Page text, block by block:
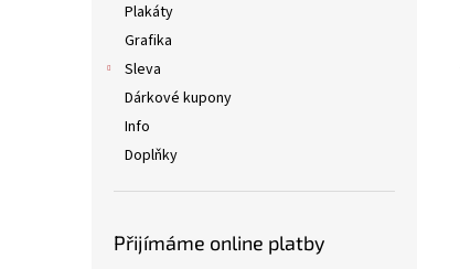
Plakáty
Grafika
Sleva
Dárkové kupony
Info
Doplňky
Přijímáme online platby